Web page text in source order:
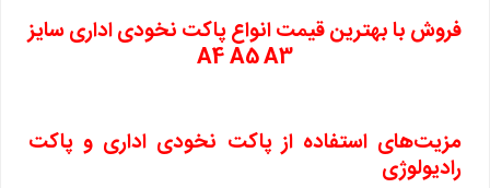
فروش با بهترین قیمت انواع پاکت نخودی اداری سایز
A4 A5 A3
مزیت‌های استفاده از پاکت نخودی اداری و پاکت
رادیولوژی